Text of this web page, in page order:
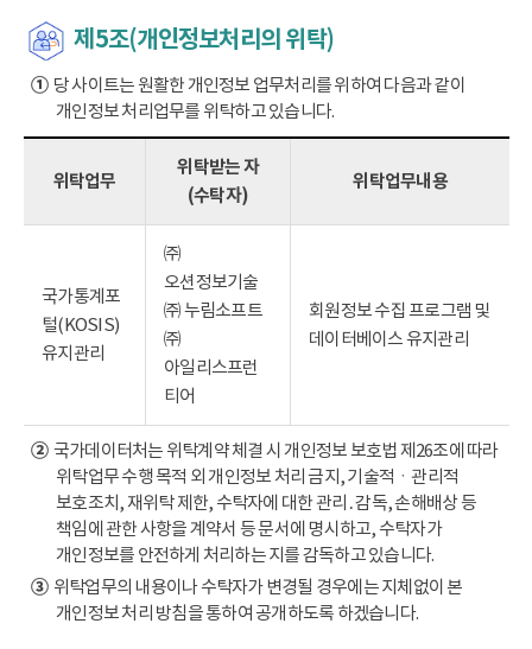
제5조(개인정보처리의 위탁)
①당 사이트는 원활한 개인정보 업무처리를 위하여 다음과 같이
개인정보 처리업무를 위탁하고 있습니다.
위탁업무
위탁받는 자
(수탁자)
위탁업무내용
국가통계포
털(KOSIS)
유지관리
㈜
오션정보기술
㈜ 누림소프트
㈜
아일리스프런
티어
회원정보 수집 프로그램 및
데이터베이스 유지관리
②국가데이터처는 위탁계약 체결 시 개인정보 보호법 제26조에 따라
위탁업무 수행 목적 외 개인정보 처리 금지, 기술적ㆍ관리적
보호조치, 재위탁 제한, 수탁자에 대한 관리․감독, 손해배상 등
책임에 관한 사항을 계약서 등 문서에 명시하고, 수탁자가
개인정보를 안전하게 처리하는 지를 감독하고 있습니다.
③위탁업무의 내용이나 수탁자가 변경될 경우에는 지체없이 본
개인정보 처리 방침을 통하여 공개하도록 하겠습니다.